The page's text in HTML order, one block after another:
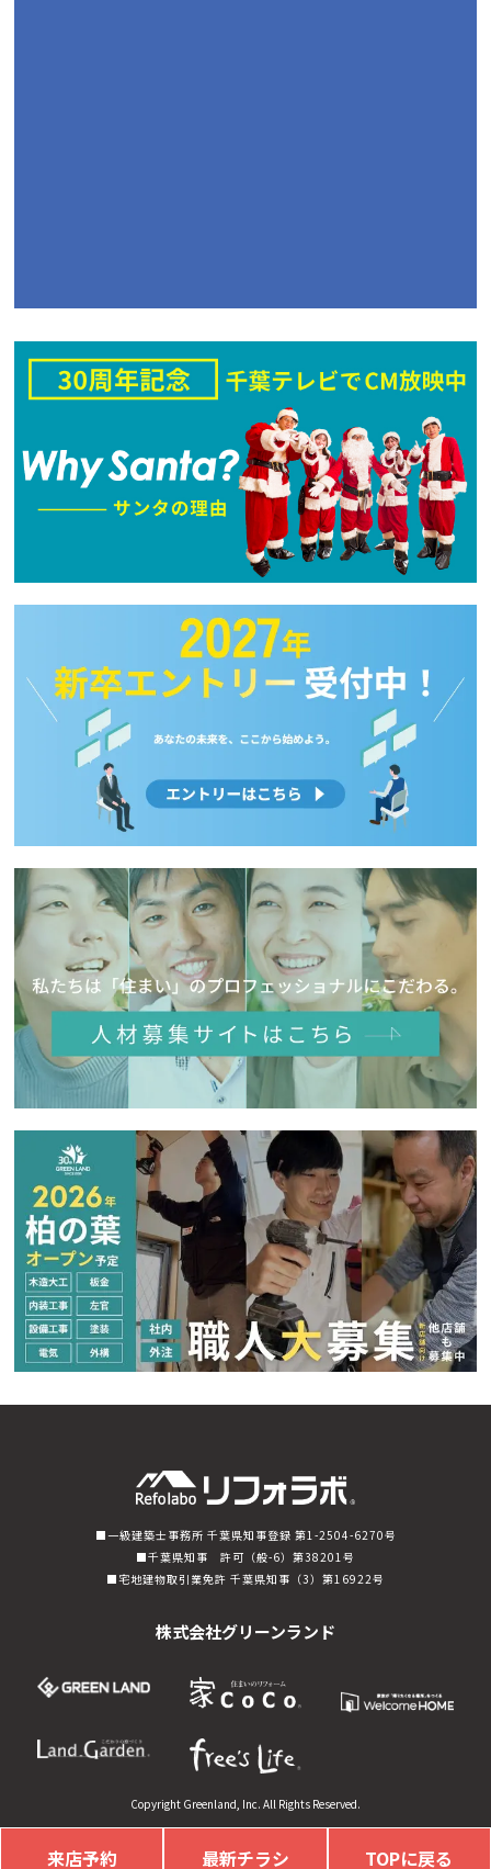
来店予約 最新チラシ TOPに戻る
一級建築士事務所 千葉県知事登録 第1-2504-6270号
千葉県知事 許可（般-6）第38201号
宅地建物取引業免許 千葉県知事（3）第16922号
株式会社グリーンランド
Copyright Greenland, Inc. All Rights Reserved.